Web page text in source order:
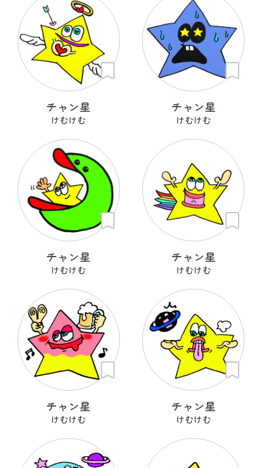
チャン星
けむけむ
チャン星
けむけむ
チャン星
けむけむ
チャン星
けむけむ
チャン星
けむけむ
チャン星
けむけむ